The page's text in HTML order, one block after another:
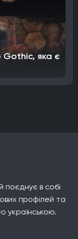
Gothic, яка є
поєднує в собі
профілей та
українською.